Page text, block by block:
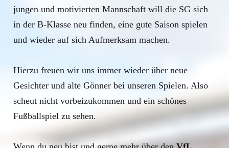
jungen und motivierten Mannschaft will die SG sich
in der B-Klasse neu finden, eine gute Saison spielen
und wieder auf sich Aufmerksam machen.
Hierzu freuen wir uns immer wieder über neue
Gesichter und alte Gönner bei unseren Spielen. Also
scheut nicht vorbeizukommen und ein schönes
Fußballspiel zu sehen.